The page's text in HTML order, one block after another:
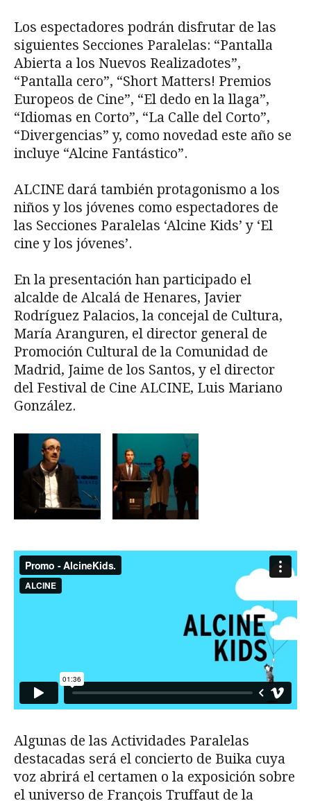
Los espectadores podrán disfrutar de las
siguientes Secciones Paralelas: “Pantalla
Abierta a los Nuevos Realizadotes”,
“Pantalla cero”, “Short Matters! Premios
Europeos de Cine”, “El dedo en la llaga”,
“Idiomas en Corto”, “La Calle del Corto”,
“Divergencias” y, como novedad este año se
incluye “Alcine Fantástico”.
ALCINE dará también protagonismo a los
niños y los jóvenes como espectadores de
las Secciones Paralelas ‘Alcine Kids’ y ‘El
cine y los jóvenes’.
En la presentación han participado el
alcalde de Alcalá de Henares, Javier
Rodríguez Palacios, la concejal de Cultura,
María Aranguren, el director general de
Promoción Cultural de la Comunidad de
Madrid, Jaime de los Santos, y el director
del Festival de Cine ALCINE, Luis Mariano
González.
Algunas de las Actividades Paralelas
destacadas será el concierto de Buika cuya
voz abrirá el certamen o la exposición sobre
el universo de François Truffaut de la